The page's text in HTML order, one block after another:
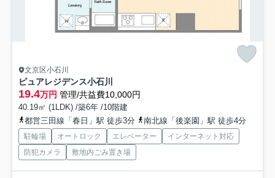
文京区小石川
ピュアレジデンス小石川
19.4万円 管理/共益費10,000円
40.19㎡ (1LDK) /築6年 /10階建
都営三田線「春日」駅 徒歩3分
南北線「後楽園」駅 徒歩4分
駐輪場 オートロック エレベーター
インターネット対応
防犯カメラ
敷地内ごみ置き場